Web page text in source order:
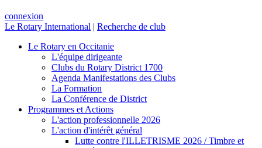
connexion
Le Rotary International | Recherche de club
Le Rotary en Occitanie
L'équipe dirigeante
Clubs du Rotary District 1700
Agenda Manifestations des Clubs
La Formation
La Conférence de District
Programmes et Actions
L'action professionnelle 2026
L'action d'intérêt général
Lutte contre l'ILLETRISME 2026 / Timbre et